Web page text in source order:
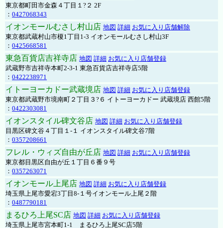
東京都町田市金森４丁目１?２ 2F
： 0427068343
イオンモールむさし村山店 地図 詳細 お気に入り店舗解除
東京都武蔵村山市榎1丁目1-3 イオンモールむさし村山3F
： 0425668581
東急百貨店吉祥寺店 地図 詳細 お気に入り店舗登録
武蔵野市吉祥寺本町2-3-1 東急百貨店吉祥寺店5階
： 0422238971
イトーヨーカドー武蔵境店 地図 詳細 お気に入り店舗登録
東京都武蔵野市境南町２丁目３?６ イトーヨーカドー 武蔵境店 西館5階
： 0422303081
イオンスタイル碑文谷店 地図 詳細 お気に入り店舗登録
目黒区碑文谷４丁目１-１ イオンスタイル碑文谷7階
： 0357208661
フレル・ウィズ自由が丘店 地図 詳細 お気に入り店舗登録
東京都目黒区自由が丘１丁目６番９号
： 0357263071
イオンモール上尾店 地図 詳細 お気に入り店舗登録
埼玉県上尾市愛宕3丁目8-１号イオンモール上尾２階
： 0487790181
まるひろ上尾SC店 地図 詳細 お気に入り店舗登録
埼玉県上尾市宮本町1-1 まるひろ上尾SC店5階